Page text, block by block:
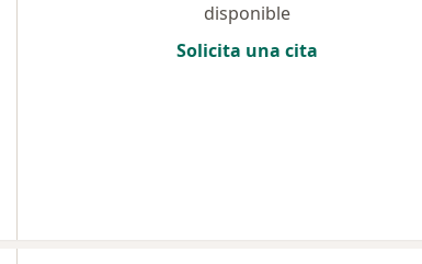
disponible
Solicita una cita